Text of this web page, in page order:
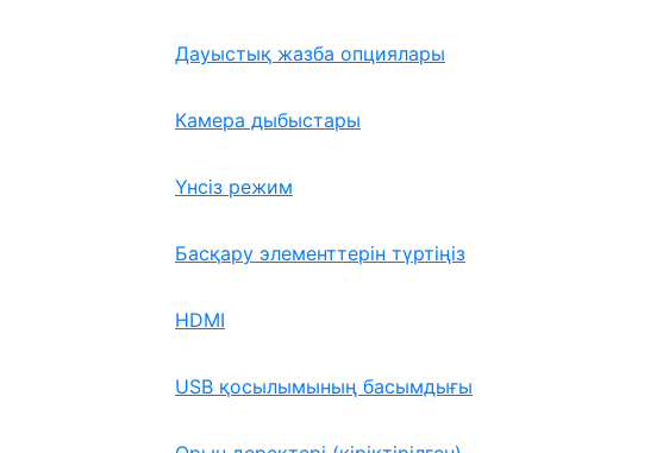
Дауыстық жазба опциялары
Камера дыбыстары
Үнсіз режим
Басқару элементтерін түртіңіз
HDMI
USB қосылымының басымдығы